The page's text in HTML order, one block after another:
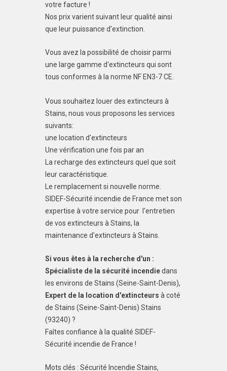
votre facture !
Nos prix varient suivant leur qualité ainsi
que leur puissance d'extinction.
Vous avez la possibilité de choisir parmi
une large gamme d'extincteurs qui sont
tous conformes à la norme NF EN3-7 CE.
Vous souhaitez louer des extincteurs à
Stains, nous vous proposons les services
suivants:
une location d'extincteurs
Une vérification une fois par an
La recharge des extincteurs quel que soit
leur caractéristique.
Le remplacement si nouvelle norme.
SIDEF-Sécurité incendie de France met son
expertise à votre service pour l'entretien
de vos extincteurs à Stains, la
maintenance d'extincteurs à Stains.
Si vous êtes à la recherche d'un :
Spécialiste de la sécurité incendiedans
les environs de Stains (Seine-Saint-Denis),
Expert de la location d'extincteurs à coté
de Stains (Seine-Saint-Denis) Stains
(93240) ?
Faîtes confiance à la qualité SIDEF-
Sécurité incendie de France !
Mots clés : Sécurité Incendie Stains,